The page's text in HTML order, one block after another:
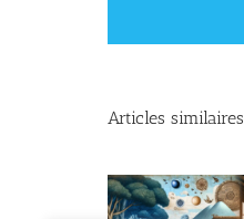
Articles similaires